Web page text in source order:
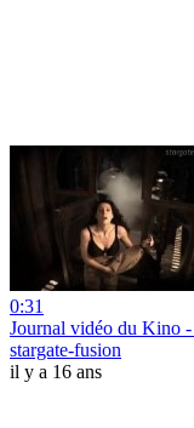
0:31
Journal vidéo du Kino
stargate-fusion
il y a 16 ans